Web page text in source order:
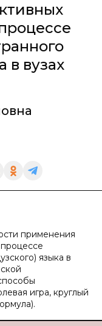
в вузах
применения
языка в
игра, круглый